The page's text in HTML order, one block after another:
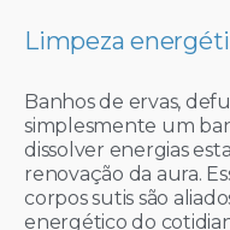
Limpeza
Banhos de ervas,
simplesmente um
dissolver energias
renovação da aura.
corpos sutis são
energético do